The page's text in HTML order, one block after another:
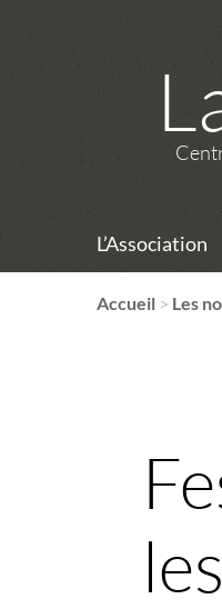
L’Association
Accueil > Les